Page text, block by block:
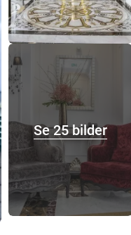
Se 25 bilder